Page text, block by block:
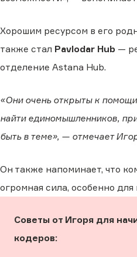
Хорошим ресурсом в его
также стал Pavlodar Hub —
отделение Astana Hub.
«Они очень открыты к
найти единомышленников,
быть в теме», — отмечает
Он также напоминает, что
огромная сила, особенно
Советы от Игоря для
кодеров: